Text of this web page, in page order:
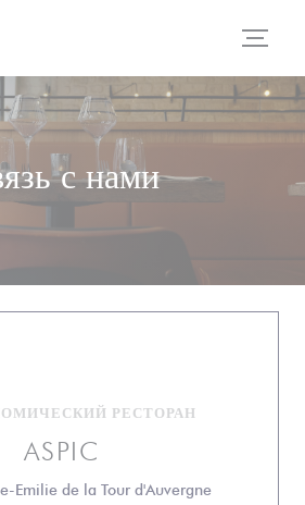
с нами
РЕСТОРАН
ASPIC
Emilie de la Tour d'Auvergne